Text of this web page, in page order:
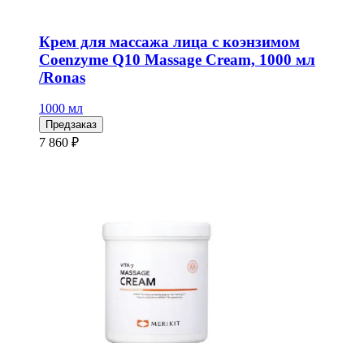
Крем для массажа лица с коэнзимом
Coenzyme Q10 Massage Cream, 1000 мл
/Ronas
1000 мл
Предзаказ
7 860 ₽